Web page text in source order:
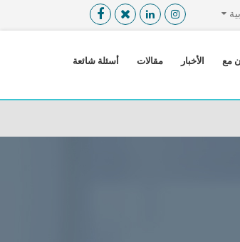
القائمة X
مع الأخبار مقالات أسئلة شائعة